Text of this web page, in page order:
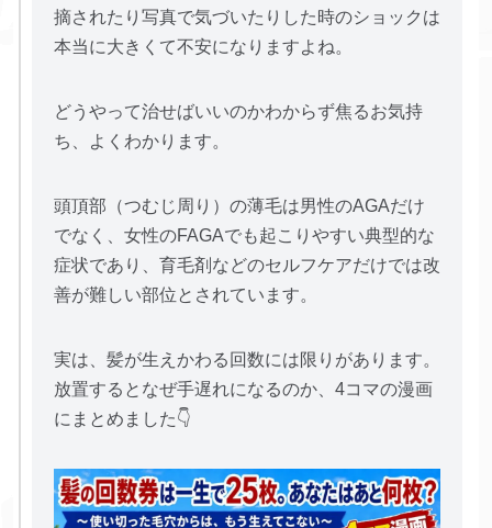
摘されたり写真で気づいたりした時のショックは
本当に大きくて不安になりますよね。
どうやって治せばいいのかわからず焦るお気持
ち、よくわかります。
頭頂部（つむじ周り）の薄毛は男性のAGAだけ
でなく、女性のFAGAでも起こりやすい典型的な
症状であり、育毛剤などのセルフケアだけでは改
善が難しい部位とされています。
実は、髪が生えかわる回数には限りがあります。
放置するとなぜ手遅れになるのか、4コマの漫画
にまとめました👇